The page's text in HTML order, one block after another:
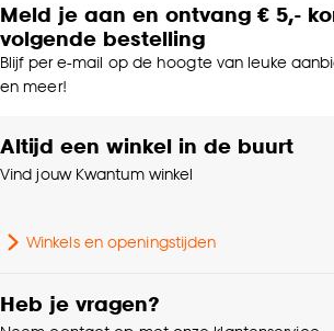
Meld je aan en ontvang € 5,-
volgende bestelling
Blijf per e-mail op de hoogte van leuke
en meer!
Altijd een winkel in de buurt
Vind jouw Kwantum winkel
Winkels en openingstijden
Heb je vragen?